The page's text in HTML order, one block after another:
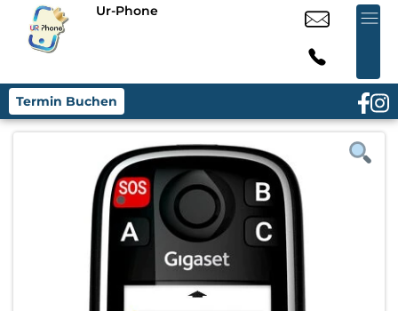
Ur-Phone
Termin Buchen